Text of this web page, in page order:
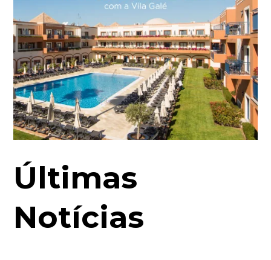
Últimas
Notícias